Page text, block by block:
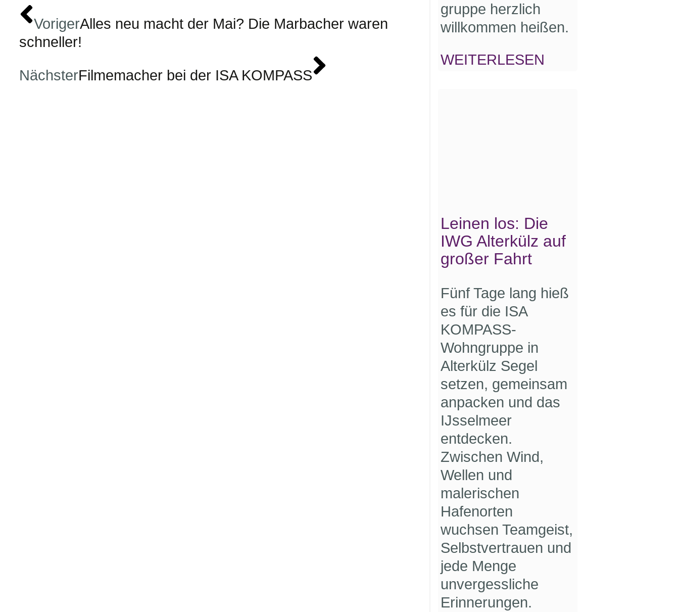
VorigerAlles neu macht der Mai? Die Marbacher waren
schneller!
NächsterFilmemacher bei der ISA KOMPASS
gruppe herzlich
willkommen heißen.
WEITERLESEN
Leinen los: Die
IWG Alterkülz auf
großer Fahrt
Fünf Tage lang hieß
es für die ISA
KOMPASS-
Wohngruppe in
Alterkülz Segel
setzen, gemeinsam
anpacken und das
IJsselmeer
entdecken.
Zwischen Wind,
Wellen und
malerischen
Hafenorten
wuchsen Teamgeist,
Selbstvertrauen und
jede Menge
unvergessliche
Erinnerungen.